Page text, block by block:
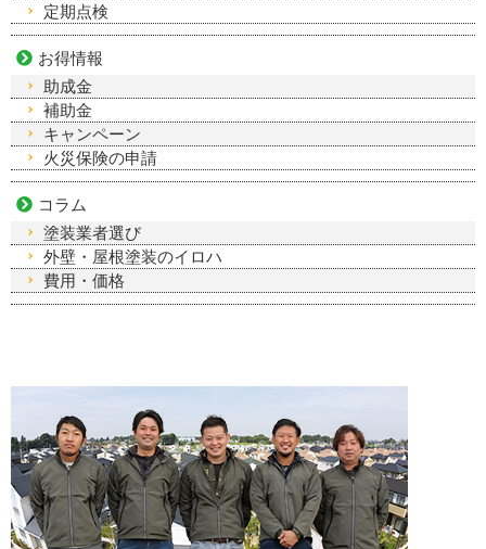
定期点検
お得情報
助成金
補助金
キャンペーン
火災保険の申請
コラム
塗装業者選び
外壁・屋根塗装のイロハ
費用・価格